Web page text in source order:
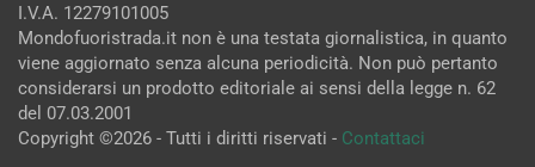
I.V.A. 12279101005
Mondofuoristrada.it non è una testata giornalistica, in quanto
viene aggiornato senza alcuna periodicità. Non può pertanto
considerarsi un prodotto editoriale ai sensi della legge n. 62
del 07.03.2001
Copyright ©2026 - Tutti i diritti riservati - Contattaci